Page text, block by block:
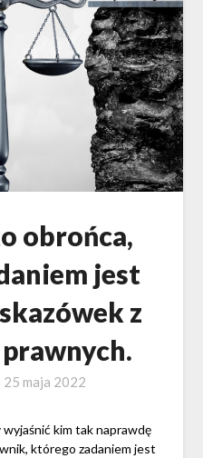
obrońca,
jest
z
25 maja 2022
kim tak naprawdę
którego zadaniem jest